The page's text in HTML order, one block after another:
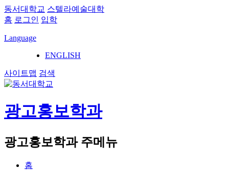
동서대학교 스텔라예술대학
홈 로그인 입학
Language
ENGLISH
사이트맵 검색
광고홍보학과
광고홍보학과 주메뉴
홈